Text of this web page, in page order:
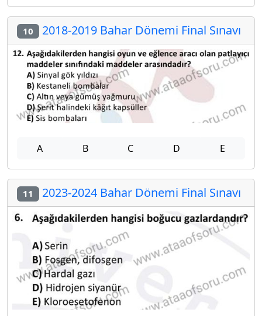
10 2018-2019 Bahar Dönemi Final Sınavı
A B C D E
11 2023-2024 Bahar Dönemi Final Sınavı